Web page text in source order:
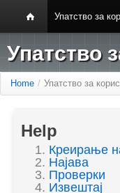
Упатство за
Упатство
Home / Упатство за
Help
1. Креирање
2. Најава
3. Проверки
4. Извештај